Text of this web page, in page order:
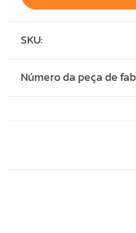
SKU:
Número da peça de